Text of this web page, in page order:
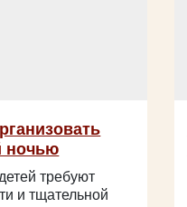
ночью
требуют
и тщательной